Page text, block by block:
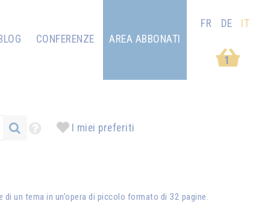
CONFERENZE
1
AREA ABBONATI
FR DE IT
I miei preferiti
un tema in un’opera di piccolo formato di 32 pagine.